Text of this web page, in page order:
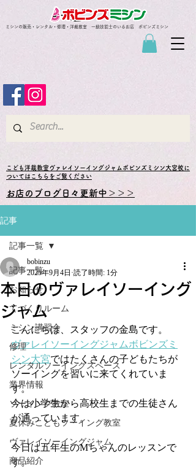
ミシンの販売・レンタル・修理・洋裁教室 一級技能士のいるお店 ボビンズミシン
​こども洋裁教室ヴァレイソーイングジャムボビンズミシン大宮校に
ついてはこちらをご覧ください
お店のブログ日々更新中＞＞＞
記事
記事一覧
お知らせ
てづくりルーム
ミシン講習会
修理
レンタルソーイングスペース
業界情報
ソーイング教室
夏休みこどもソーイング教室
ヴァレイソーイングジャム
商品紹介
記事一覧
本日のヴァレイソーイング
ジャム
bobinzu
2025年9月4日 読了時間: 1分
こんにちは、スタッフの金島です。
ヴァレイソーイングジャムボビンズミ
シン大宮ではたくさんの子どもたちが
ソーイングを習いに来てくれていま
す。
今は小学生から高校生までの生徒さん
が通っています。
今日は五年生のMちゃんのレッスンで
す。